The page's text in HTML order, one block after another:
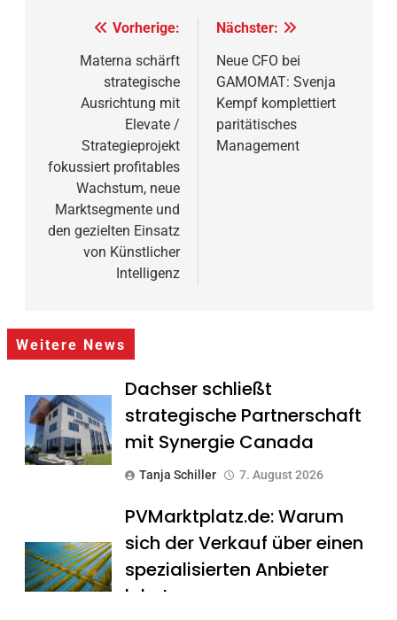
Beitragsnavigation
Vorherige:
Materna schärft
strategische
Ausrichtung mit
Elevate /
Strategieprojekt
fokussiert profitables
Wachstum, neue
Marktsegmente und
den gezielten Einsatz
von Künstlicher
Intelligenz
Nächster:
Neue CFO bei
GAMOMAT: Svenja
Kempf komplettiert
paritätisches
Management
Weitere News
Dachser schließt
strategische Partnerschaft
mit Synergie Canada
Tanja Schiller 7. August 2026
PVMarktplatz.de: Warum
sich der Verkauf über einen
spezialisierten Anbieter
lohnt